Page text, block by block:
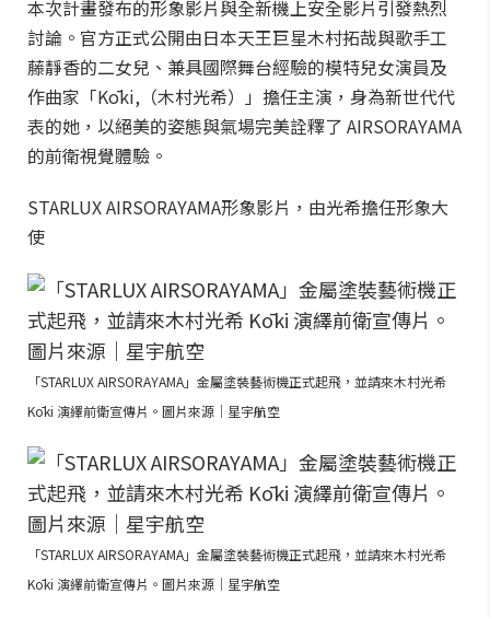
本次計畫發布的形象影片與全新機上安全影片引發熱烈
討論。官方正式公開由日本天王巨星木村拓哉與歌手工
藤靜香的二女兒、兼具國際舞台經驗的模特兒女演員及
作曲家「Kōki,（木村光希）」擔任主演，身為新世代代
表的她，以絕美的姿態與氣場完美詮釋了 AIRSORAYAMA
的前衛視覺體驗。
STARLUX AIRSORAYAMA形象影片，由光希擔任形象大
使
「STARLUX AIRSORAYAMA」金屬塗裝藝術機正式起飛，並請來木村光希
Kōki 演繹前衛宣傳片。圖片來源｜星宇航空
「STARLUX AIRSORAYAMA」金屬塗裝藝術機正式起飛，並請來木村光希
Kōki 演繹前衛宣傳片。圖片來源｜星宇航空